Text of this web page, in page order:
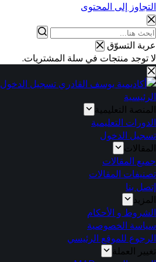
التجاوز إلى المحتوى
عربة التسوّق
لا توجد منتجات في سلة المشتريات.
تسجيل الدخول
الرئيسية
المنصة التعليمية
الدورات التعليمية
تسجيل الدخول
المقالات
جميع المقالات
تصنيفات المقالات
إتصل بنا
المزيد
الشروط و الأحكام
سياسة الخصوصية
الرجوع للموقع الرئيسي
تغيير العملة